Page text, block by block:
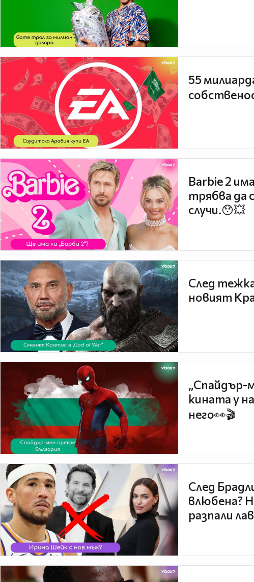
55
Barbie 2
трябва да
случи.😯💥
След
новият
„Спайдър-
кината у
него👀🎬
След
влюбена?
разпали